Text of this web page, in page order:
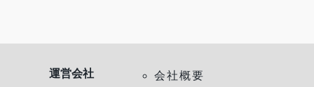
運営会社
会社概要